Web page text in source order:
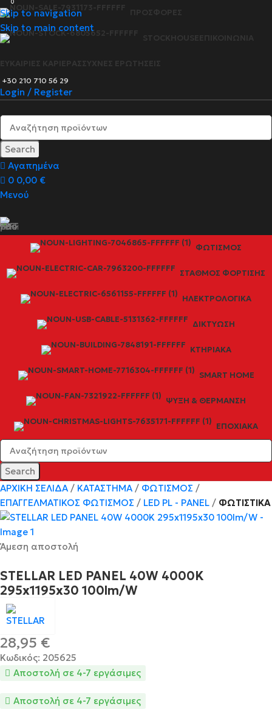
Skip to navigation
Skip to main content
+30 210 710 56 29
Login / Register
Search
Αγαπημένα
0 0,00 €
Μενού
ΦΩΤΙΣΜΌΣ
ΣΤΑΘΜΌΣ ΦΌΡΤΙΣΗΣ
ΗΛΕΚΤΡΟΛΟΓΙΚΆ
ΔΙΚΤΎΩΣΗ
ΚΤΗΡΙΑΚΆ
SMART HOME
ΨΎΞΗ & ΘΈΡΜΑΝΣΗ
ΕΠΟΧΙΑΚΆ
Search
ΑΡΧΙΚΉ ΣΕΛΊΔΑ
ΚΑΤΆΣΤΗΜΑ
ΦΩΤΙΣΜΌΣ
ΕΠΑΓΓΕΛΜΑΤΙΚΟΣ ΦΩΤΙΣΜΌΣ
LED PL - PANEL ΦΩΤΙΣΤΙΚΆ
Άμεση αποστολή
STELLAR LED PANEL 40W 4000K
295x1195x30 100lm/W
28,95 €
Κωδικός: 205625
Αποστολή σε 4-7 εργάσιμες
Αποστολή σε 4-7 εργάσιμες
0